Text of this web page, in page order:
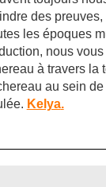
des preuves,
les époques
nous
à travers la
au sein de
Kelya.